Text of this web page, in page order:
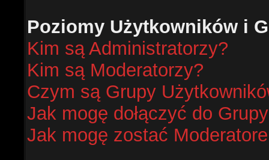
Poziomy Użytkowników i
Kim są Administratorzy?
Kim są Moderatorzy?
Czym są Grupy
Jak mogę dołączyć do
Jak mogę zostać